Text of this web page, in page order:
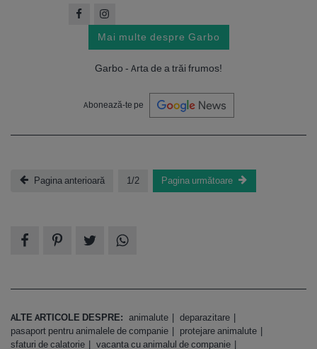
Mai multe despre Garbo
Garbo - Arta de a trăi frumos!
Abonează-te pe
Pagina anterioară 1/2 Pagina următoare
ALTE ARTICOLE DESPRE: animalute
deparazitare
pasaport pentru animalele de companie
protejare animalute
sfaturi de calatorie
vacanta cu animalul de companie